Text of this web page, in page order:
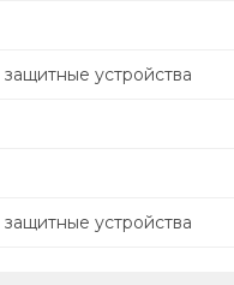
устройства
устройства